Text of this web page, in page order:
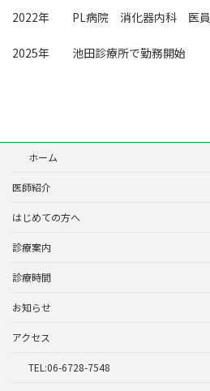
2022年 PL病院 消化器内科 医員
2025年 池田診療所で勤務開始
ホーム
医師紹介
はじめての方へ
診療案内
診療時間
お知らせ
アクセス
TEL:06-6728-7548